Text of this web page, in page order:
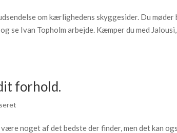
om kærlighedens skyggesider. Du møder
se Ivan Topholm arbejde. Kæmper du med
forhold.
være noget af det bedste der finder, men det kan